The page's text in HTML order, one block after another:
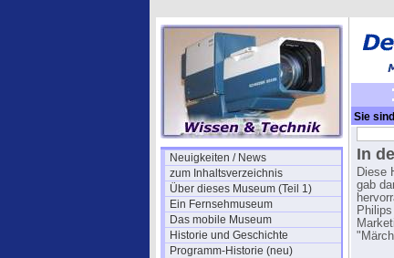
Neuigkeiten / News
zum Inhaltsverzeichnis
Über dieses Museum (Teil 1)
Ein Fernsehmuseum
Das mobile Museum
Historie und Geschichte
Programm-Historie (neu)
Sie
Märchen
In
Diese
gab